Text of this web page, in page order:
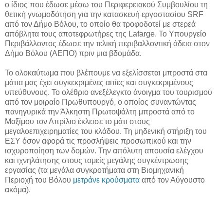
ο ίδιος που έδωσε μέσω του Περιφερειακού Συμβουλίου τη
θετική γνωμοδότηση για την κατασκευή εργοστασίου SRF
από τον Δήμο Βόλου, το οποίο θα τροφοδοτεί με στερεά
απόβλητα τους αποτεφρωτήρες της Lafarge. To Υπουργείο
Περιβάλλοντος έδωσε την τελική περιβαλλοντική άδεια στον
Δήμο Βόλου (ΑΕΠΟ) πριν μια βδομάδα.
Το ολοκαύτωμα που βλέπουμε να εξελίσσεται μπροστά στα
μάτια μας έχει συγκεκριμένες αιτίες και συγκεκριμένους
υπεύθυνους. Το ολέθριο ανεξέλεγκτο άνοιγμα του τουρισμού
από τον μοιραίο Πρωθυπουργό, ο οποίος συναντώντας
πανηγυρικά την Άλκηστη Πρωτοψάλτη μπροστά από το
Μαξίμου τον Απρίλιο έκλεισε το μάτι στους
μεγαλοεπιχειρηματίες του κλάδου. Τη μηδενική στήριξη του
ΕΣΥ όσον αφορά τις προσλήψεις προσωπικού και την
ισχυροποίηση των δομών. Την απόλυτη απουσία ελέγχου
και ιχνηλάτησης στους τομείς μεγάλης συγκέντρωσης
εργασίας (τα μεγάλα συγκροτήματα στη Βιομηχανική
Περιοχή του Βόλου μετράνε κρούσματα από τον Αύγουστο
ακόμα).